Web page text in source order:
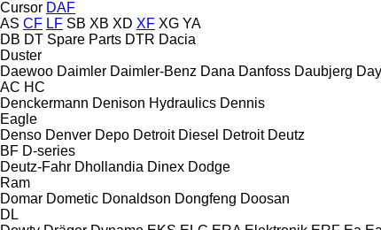
Cursor DAF
AS CF LF SB XB XD XF XG YA
DB DT Spare Parts DTR Dacia
Duster
Daewoo Daimler Daimler-Benz Dana Danfoss Daubjerg
AC HC
Denckermann Denison Hydraulics Dennis
Eagle
Denso Denver Depo Detroit Diesel Detroit Deutz
BF D-series
Deutz-Fahr Dhollandia Dinex Dodge
Ram
Domar Dometic Donaldson Dongfeng Doosan
DL